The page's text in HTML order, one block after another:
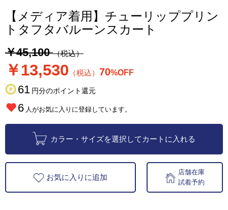
【メディア着用】チューリッププリン
トタフタバルーンスカート
￥45,100（税込）
￥13,530 （税込） 70%OFF
61 円分のポイント還元
6 人がお気に入りに登録しています。
カラー・サイズを選択してカートに入れる
お気に入りに追加
店舗在庫
試着予約